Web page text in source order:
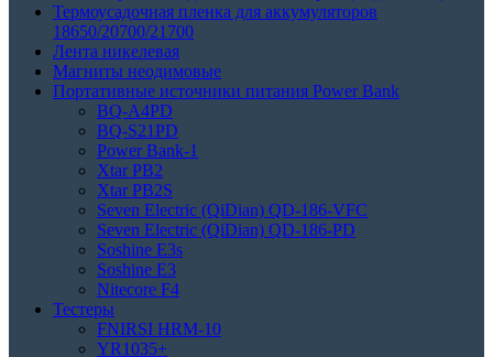
Термоусадочная пленка для аккумуляторов
18650/20700/21700
Лента никелевая
Магниты неодимовые
Портативные источники питания Power Bank
BQ-A4PD
BQ-S21PD
Power Bank-1
Xtar PB2
Xtar PB2S
Seven Electric (QiDian) QD-186-VFC
Seven Electric (QiDian) QD-186-PD
Soshine E3s
Soshine E3
Nitecore F4
Тестеры
FNIRSI HRM-10
YR1035+